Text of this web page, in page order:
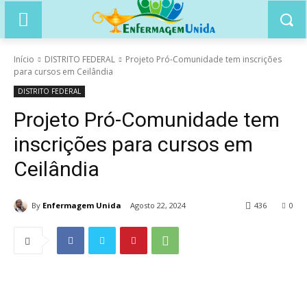
Início DISTRITO FEDERAL
Projeto Pró-Comunidade tem inscrições
para cursos em Ceilândia
DISTRITO FEDERAL
Projeto Pró-Comunidade tem
inscrições para cursos em
Ceilândia
By Enfermagem Unida Agosto 22, 2024 0
436